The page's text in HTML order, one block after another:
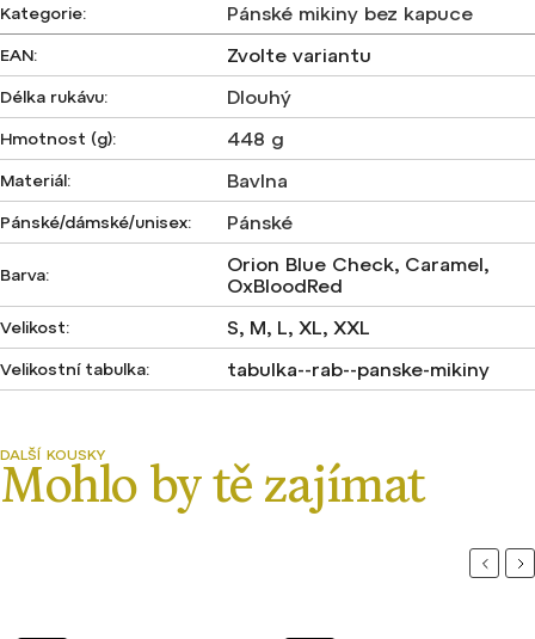
Kategorie: Pánské mikiny bez kapuce
EAN: Zvolte variantu
Délka rukávu: Dlouhý
Hmotnost (g): 448 g
Materiál: Bavlna
Pánské/dámské/unisex: Pánské
Barva:
Orion Blue Check, Caramel,
OxBloodRed
Velikost: S, M, L, XL, XXL
Velikostní tabulka: tabulka--rab--panske-mikiny